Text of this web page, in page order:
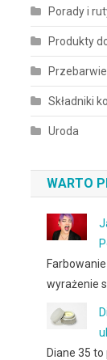
Porady i
Produkty
Składniki
Uroda
WARTO
wyrażenie
Diane 35